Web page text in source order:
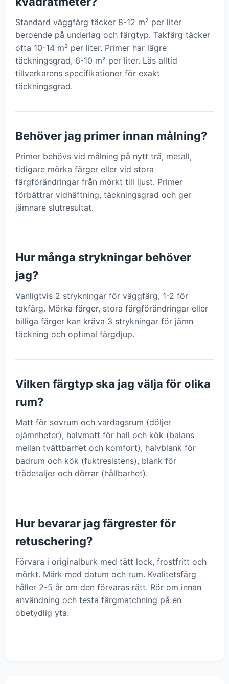
Standard väggfärg täcker 8-12 m² per liter
beroende på underlag och färgtyp. Takfärg täcker
ofta 10-14 m² per liter. Primer har lägre
täckningsgrad, 6-10 m² per liter. Läs alltid
tillverkarens specifikationer för exakt
täckningsgrad.
Behöver jag primer innan målning?
Primer behövs vid målning på nytt trä, metall,
tidigare mörka färger eller vid stora
färgförändringar från mörkt till ljust. Primer
förbättrar vidhäftning, täckningsgrad och ger
jämnare slutresultat.
Hur många strykningar behöver
jag?
Vanligtvis 2 strykningar för väggfärg, 1-2 för
takfärg. Mörka färger, stora färgförändringar eller
billiga färger kan kräva 3 strykningar för jämn
täckning och optimal färgdjup.
Vilken färgtyp ska jag välja för olika
rum?
Matt för sovrum och vardagsrum (döljer
ojämnheter), halvmatt för hall och kök (balans
mellan tvättbarhet och komfort), halvblank för
badrum och kök (fuktresistens), blank för
trädetaljer och dörrar (hållbarhet).
Hur bevarar jag färgrester för
retuschering?
Förvara i originalburk med tätt lock, frostfritt och
mörkt. Märk med datum och rum. Kvalitetsfärg
håller 2-5 år om den förvaras rätt. Rör om innan
användning och testa färgmatchning på en
obetydlig yta.